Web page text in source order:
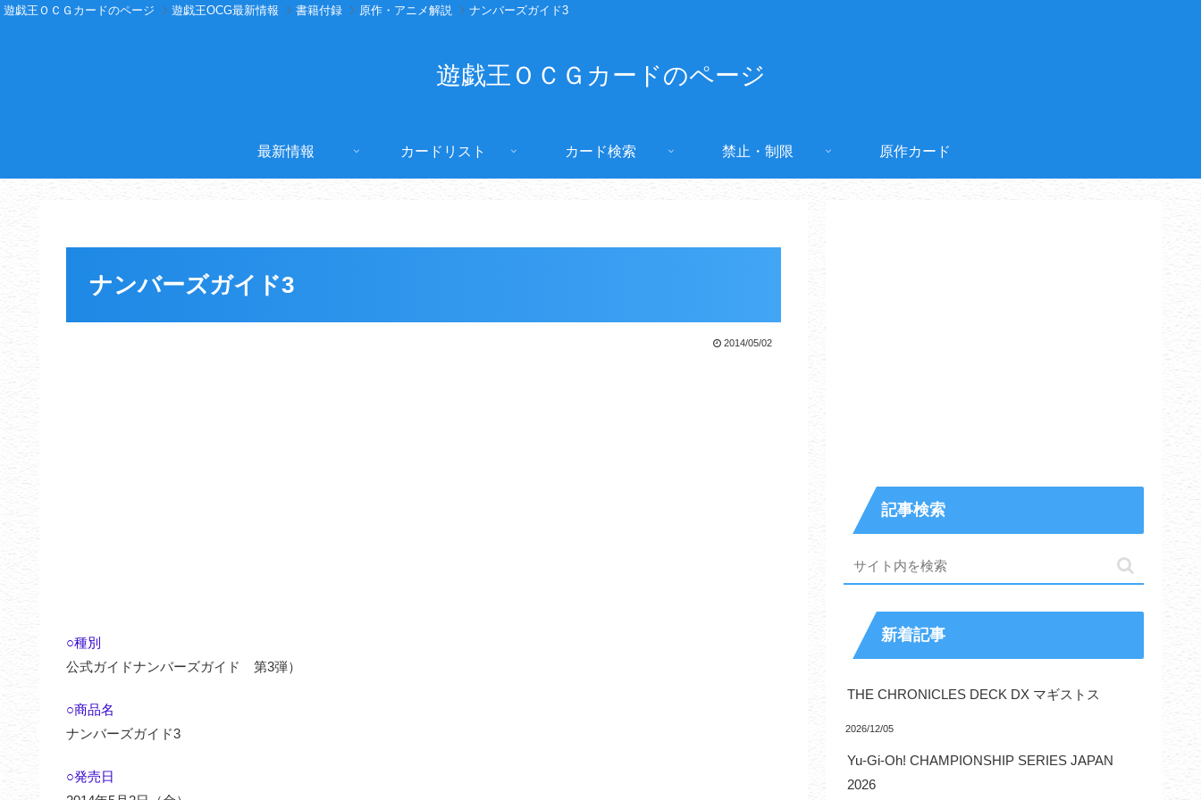
遊戯王ＯＣＧカードのページ 遊戯王OCG最新情報 書籍付録 原作・アニメ解説 ナンバーズガイド3
遊戯王ＯＣＧカードのページ
最新情報 カードリスト カード検索 禁止・制限 原作カード
ナンバーズガイド3
2014/05/02
○種別
公式ガイドナンバーズガイド 第3弾）
○商品名
ナンバーズガイド3
○発売日
記事検索
新着記事
THE CHRONICLES DECK DX マギストス
2026/12/05
Yu-Gi-Oh! CHAMPIONSHIP SERIES JAPAN
2026